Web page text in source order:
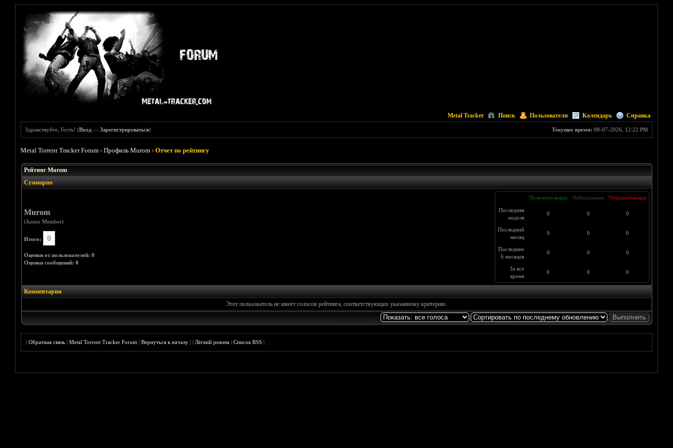
Metal Tracker Поиск Пользователи Календарь Справка
Текущее время: 08-07-2026, 12:22 PM
Здравствуйте, Гость! (Вход —Зарегистрироваться)
Metal Torrent Tracker Forum ›Профиль Murom ›Отчет по рейтингу
Рейтинг Murom
Суммарно
Murom
(Junior Member)
Итого: 0
Оценки от пользователей: 0
Оценки сообщений: 0
Положительных Нейтральных Отрицательных
Последняя
неделя
0 0 0
Последний
месяц
0 0 0
Последние
6 месяцев
0 0 0
За все
время
0 0 0
Комментарии
Этот пользователь не имеет голосов рейтинга, соответствующих указанному критерию.
|Обратная связь |Metal Torrent Tracker Forum |Вернуться к началу ||Лёгкий режим |Список RSS |